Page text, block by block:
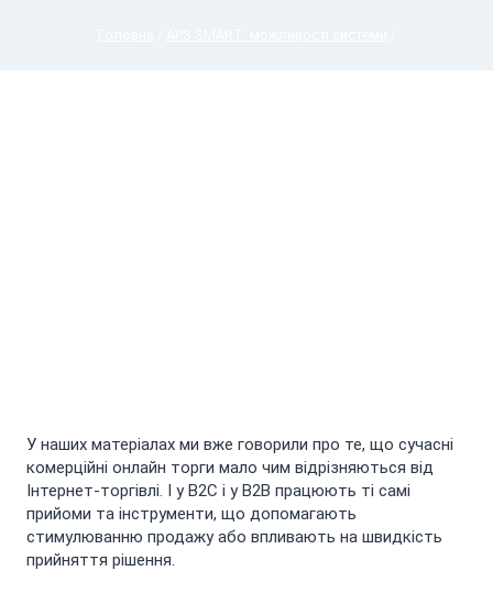
У наших матеріалах ми вже говорили про те, що сучасні
комерційні онлайн торги мало чим відрізняються від
Інтернет-торгівлі. І у В2С і у В2В працюють ті самі
прийоми та інструменти, що допомагають
стимулюванню продажу або впливають на швидкість
прийняття рішення.